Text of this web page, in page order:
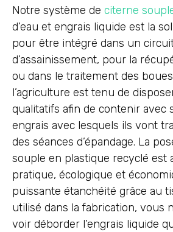
Notre système de citerne
d’eau et engrais liquide est la
pour être intégré dans un
d’assainissement, pour la
ou dans le traitement des
l’agriculture est tenu de
qualitatifs afin de contenir avec
engrais avec lesquels ils vont
des séances d’épandage. La
souple en plastique recyclé est
pratique, écologique et
puissante étanchéité grâce au
utilisé dans la fabrication, vous
voir déborder l’engrais liquide